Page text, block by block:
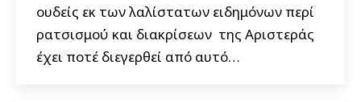
ουδείς εκ των λαλίστατων ειδημόνων περί
ρατσισμού και διακρίσεων της Αριστεράς
έχει ποτέ διεγερθεί από αυτό…